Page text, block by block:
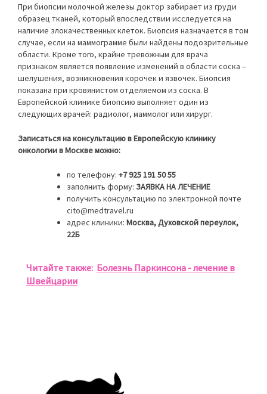
При биопсии молочной железы доктор забирает из груди
образец тканей, который впоследствии исследуется на
наличие злокачественных клеток. Биопсия назначается в том
случае, если на маммограмме были найдены подозрительные
области. Кроме того, крайне тревожным для врача
признаком является появление изменений в области соска –
шелушения, возникновения корочек и язвочек. Биопсия
показана при кровянистом отделяемом из соска. В
Европейской клинике биопсию выполняет один из
следующих врачей: радиолог, маммолог или хирург.
Записаться на консультацию в Европейскую клинику
онкологии в Москве можно:
по телефону: +7 925 191 50 55
заполнить форму: ЗАЯВКА НА ЛЕЧЕНИЕ
получить консультацию по электронной почте
cito@medtravel.ru
адрес клиники: Москва, Духовской переулок,
22Б
Читайте также: Болезнь Паркинсона - лечение в
Швейцарии